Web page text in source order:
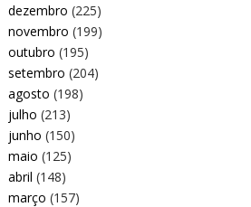
dezembro (225)
novembro (199)
outubro (195)
setembro (204)
agosto (198)
julho (213)
junho (150)
maio (125)
abril (148)
março (157)